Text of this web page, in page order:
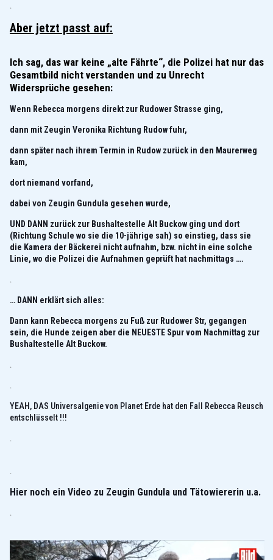
.
Aber jetzt passt auf:
Ich sag, das war keine „alte Fährte“, die Polizei hat nur das
Gesamtbild nicht verstanden und zu Unrecht
Widersprüche gesehen:
Wenn Rebecca morgens direkt zur Rudower Strasse ging,
dann mit Zeugin Veronika Richtung Rudow fuhr,
dann später nach ihrem Termin in Rudow zurück in den Maurerweg
kam,
dort niemand vorfand,
dabei von Zeugin Gundula gesehen wurde,
UND DANN zurück zur Bushaltestelle Alt Buckow ging und dort
(Richtung Schule wo sie die 10-jährige sah) so einstieg, dass sie
die Kamera der Bäckerei nicht aufnahm, bzw. nicht in eine solche
Linie, wo die Polizei die Aufnahmen geprüft hat nachmittags ….
.
… DANN erklärt sich alles:
Dann kann Rebecca morgens zu Fuß zur Rudower Str, gegangen
sein, die Hunde zeigen aber die NEUESTE Spur vom Nachmittag zur
Bushaltestelle Alt Buckow.
.
.
YEAH, DAS Universalgenie von Planet Erde hat den Fall Rebecca Reusch
entschlüsselt !!!
.
.
Hier noch ein Video zu Zeugin Gundula und Tätowiererin u.a.
.